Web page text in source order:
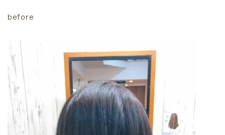
Capiireの髪質改善の考え方
Capiireこだわりの薬剤
Capiireのカウンセリングとは?
ご予約はLINEがオススメ
カラーリング中にも栄養を
before